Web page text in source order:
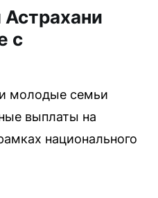
с
молодые семьи
выплаты на
национального